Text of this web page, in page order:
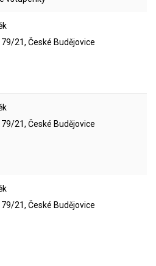
21, České Budějovice
21, České Budějovice
21, České Budějovice